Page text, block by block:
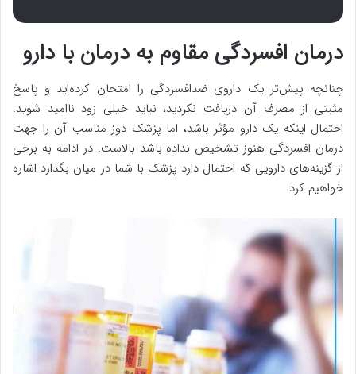
درمان افسردگی مقاوم به درمان با دارو
چنانچه پیش‌تر یک داروی ضدافسردگی را امتحان کرده‌اید و پاسخ
مثبتی از مصرف آن دریافت نکردید، نباید خیلی زود ناامید شوید.
احتمال اینکه یک دارو مؤثر باشد، اما پزشک دوز مناسب آن را جهت
درمان افسردگی هنوز تشخیص نداده باشد بالاست. در ادامه به برخی
از گزینه‌های دارویی که احتمال دارد پزشک با شما در میان بگذارد اشاره
خواهیم کرد.